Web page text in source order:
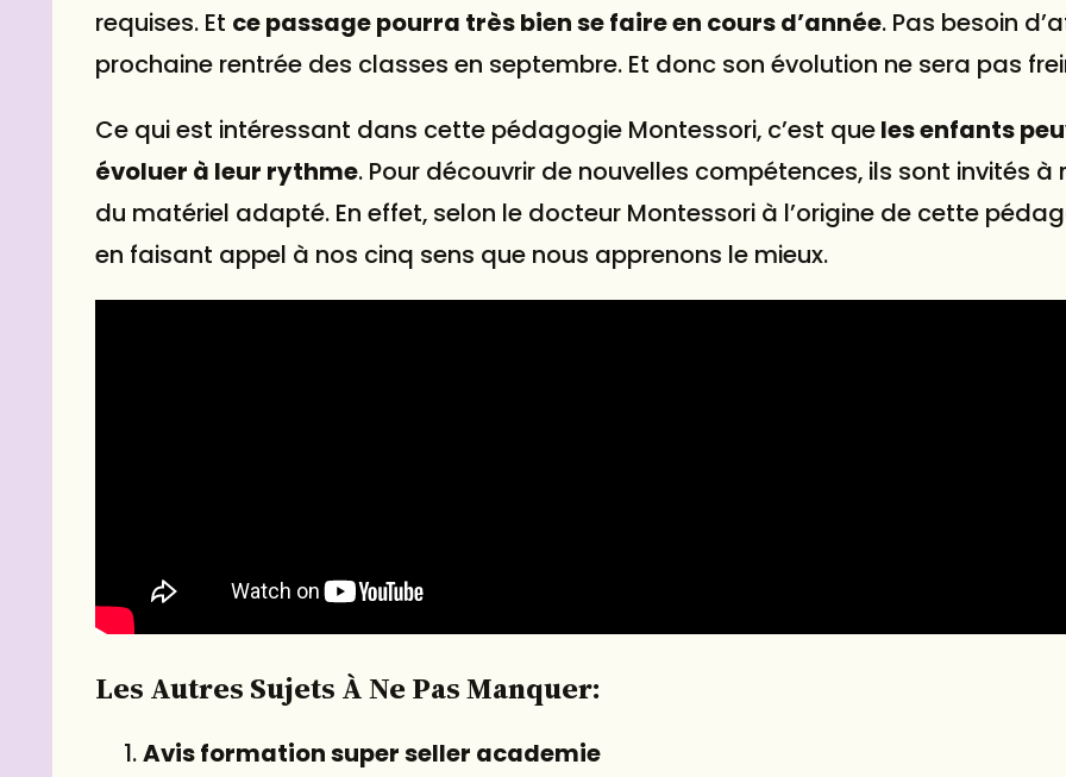
requises. Et ce passage pourra très bien se faire en cours d’année. Pas besoin
prochaine rentrée des classes en septembre. Et donc son évolution ne sera pas
Ce qui est intéressant dans cette pédagogie Montessori, c’est queles enfants
évoluer à leur rythme. Pour découvrir de nouvelles compétences, ils sont invités à
du matériel adapté. En effet, selon le docteur Montessori à l’origine de cette
en faisant appel à nos cinq sens que nous apprenons le mieux.
Les Autres Sujets À Ne Pas Manquer:
Avis formation super seller academie